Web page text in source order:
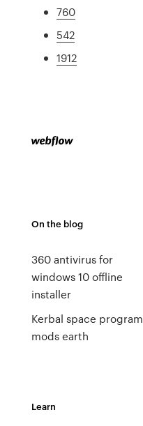
760
542
1912
On the blog
360 antivirus for
windows 10 offline
installer
Kerbal space program
mods earth
Learn